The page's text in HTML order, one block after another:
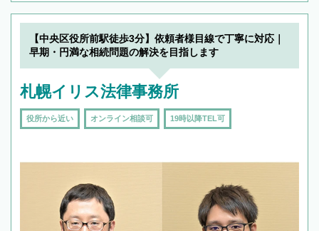
【中央区役所前駅徒歩3分】依頼者様目線で丁寧に対応｜
早期・円満な相続問題の解決を目指します
札幌イリス法律事務所
役所から近い オンライン相談可 19時以降TEL可